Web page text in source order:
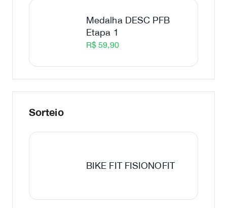
Medalha DESC PFB
Etapa 1
R$ 59,90
Sorteio
BIKE FIT FISIONOFIT